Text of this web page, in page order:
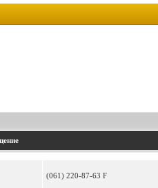
(061) 220-87-63 F